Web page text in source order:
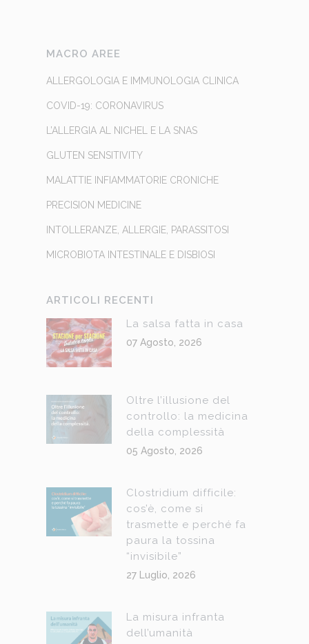
MACRO AREE
ALLERGOLOGIA E IMMUNOLOGIA CLINICA
COVID-19: CORONAVIRUS
L’ALLERGIA AL NICHEL E LA SNAS
GLUTEN SENSITIVITY
MALATTIE INFIAMMATORIE CRONICHE
PRECISION MEDICINE
INTOLLERANZE, ALLERGIE, PARASSITOSI
MICROBIOTA INTESTINALE E DISBIOSI
ARTICOLI RECENTI
La salsa fatta in casa
07 Agosto, 2026
Oltre l’illusione del
controllo: la medicina
della complessità
05 Agosto, 2026
Clostridium difficile:
cos’è, come si
trasmette e perché fa
paura la tossina
“invisibile”
27 Luglio, 2026
La misura infranta
dell’umanità